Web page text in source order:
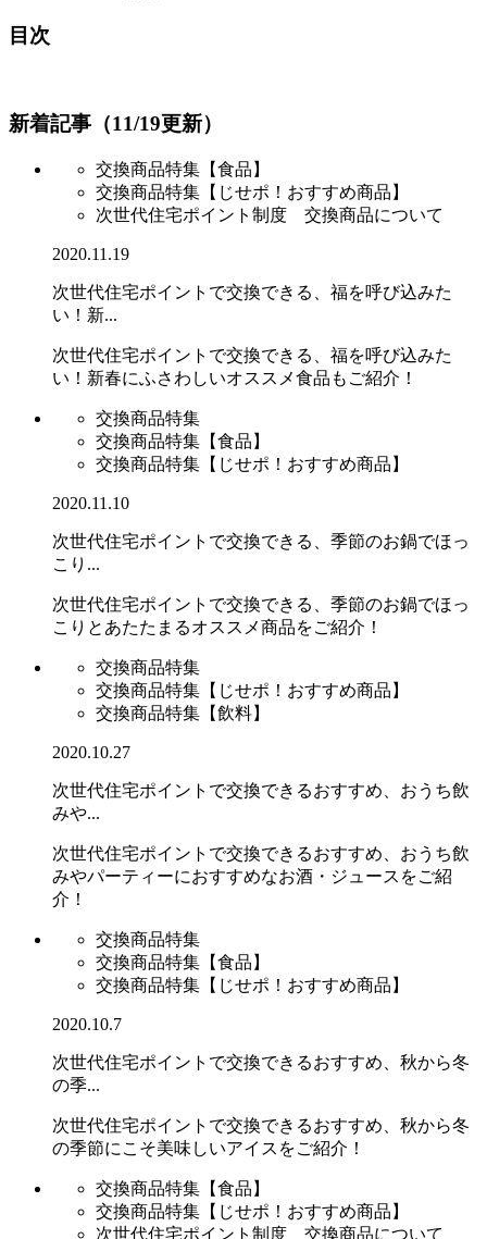
目次
新着記事（11/19更新）
交換商品特集【食品】
交換商品特集【じせポ！おすすめ商品】
次世代住宅ポイント制度 交換商品について
2020.11.19
次世代住宅ポイントで交換できる、福を呼び込みた
い！新...
次世代住宅ポイントで交換できる、福を呼び込みた
い！新春にふさわしいオススメ食品もご紹介！
交換商品特集
交換商品特集【食品】
交換商品特集【じせポ！おすすめ商品】
2020.11.10
次世代住宅ポイントで交換できる、季節のお鍋でほっ
こり...
次世代住宅ポイントで交換できる、季節のお鍋でほっ
こりとあたたまるオススメ商品をご紹介！
交換商品特集
交換商品特集【じせポ！おすすめ商品】
交換商品特集【飲料】
2020.10.27
次世代住宅ポイントで交換できるおすすめ、おうち飲
みや...
次世代住宅ポイントで交換できるおすすめ、おうち飲
みやパーティーにおすすめなお酒・ジュースをご紹
介！
交換商品特集
交換商品特集【食品】
交換商品特集【じせポ！おすすめ商品】
2020.10.7
次世代住宅ポイントで交換できるおすすめ、秋から冬
の季...
次世代住宅ポイントで交換できるおすすめ、秋から冬
の季節にこそ美味しいアイスをご紹介！
交換商品特集【食品】
交換商品特集【じせポ！おすすめ商品】
次世代住宅ポイント制度 交換商品について